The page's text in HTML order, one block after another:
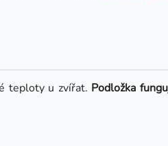
teploty u zvířat. Podložka